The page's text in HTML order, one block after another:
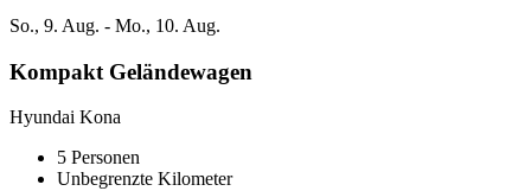
So., 9. Aug. - Mo., 10. Aug.
Kompakt Geländewagen
Hyundai Kona
5 Personen
Unbegrenzte Kilometer